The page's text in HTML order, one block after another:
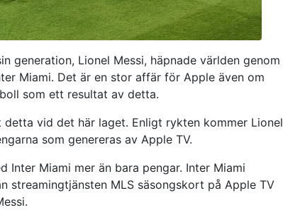
generation, Lionel Messi, häpnade världen genom
Miami. Det är en stor affär för Apple även om
som ett resultat av detta.
vid det här laget. Enligt rykten kommer Lionel
som genereras av Apple TV.
Inter Miami mer än bara pengar. Inter Miami
streamingtjänsten MLS säsongskort på Apple TV